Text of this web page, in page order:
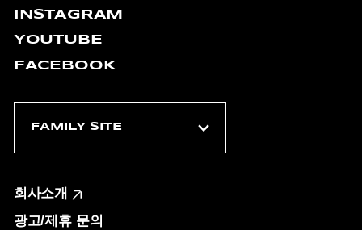
INSTAGRAM
YOUTUBE
FACEBOOK
회사소개
광고/제휴 문의